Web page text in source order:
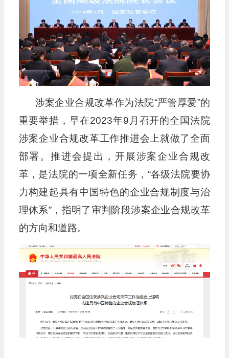
涉案企业合规改革作为法院“严管厚爱”的
重要举措，早在2023年9月召开的全国法院
涉案企业合规改革工作推进会上就做了全面
部署。推进会提出，开展涉案企业合规改
革，是法院的一项全新任务，“各级法院要协
力构建起具有中国特色的企业合规制度与治
理体系”，指明了审判阶段涉案企业合规改革
的方向和道路。